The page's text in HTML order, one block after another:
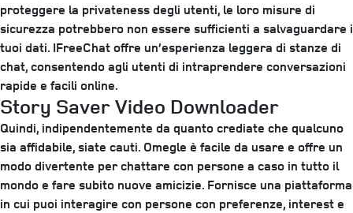
proteggere la privateness degli utenti, le loro misure di
sicurezza potrebbero non essere sufficienti a salvaguardare i
tuoi dati. IFreeChat offre un’esperienza leggera di stanze di
chat, consentendo agli utenti di intraprendere conversazioni
rapide e facili online.
Story Saver Video Downloader
Quindi, indipendentemente da quanto crediate che qualcuno
sia affidabile, siate cauti. Omegle è facile da usare e offre un
modo divertente per chattare con persone a caso in tutto il
mondo e fare subito nuove amicizie. Fornisce una piattaforma
in cui puoi interagire con persone con preferenze, interest e